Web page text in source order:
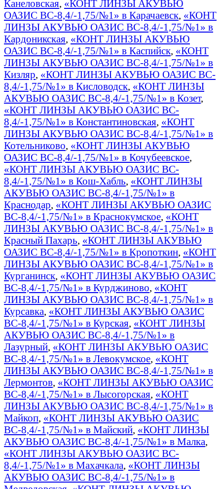
Канеловская, «КОНТ ЛИНЗЫ АКУВЬЮ
ОАЗИС BC-8,4/-1,75/№1» в Карачаевск, «КОНТ
ЛИНЗЫ АКУВЬЮ ОАЗИС BC-8,4/-1,75/№1» в
Кардоникская, «КОНТ ЛИНЗЫ АКУВЬЮ
ОАЗИС BC-8,4/-1,75/№1» в Каспийск, «КОНТ
ЛИНЗЫ АКУВЬЮ ОАЗИС BC-8,4/-1,75/№1» в
Кизляр, «КОНТ ЛИНЗЫ АКУВЬЮ ОАЗИС BC-
8,4/-1,75/№1» в Кисловодск, «КОНТ ЛИНЗЫ
АКУВЬЮ ОАЗИС BC-8,4/-1,75/№1» в Козет,
«КОНТ ЛИНЗЫ АКУВЬЮ ОАЗИС BC-
8,4/-1,75/№1» в Константиновская, «КОНТ
ЛИНЗЫ АКУВЬЮ ОАЗИС BC-8,4/-1,75/№1» в
Котельниково, «КОНТ ЛИНЗЫ АКУВЬЮ
ОАЗИС BC-8,4/-1,75/№1» в Кочубеевское,
«КОНТ ЛИНЗЫ АКУВЬЮ ОАЗИС BC-
8,4/-1,75/№1» в Кош-Хабль, «КОНТ ЛИНЗЫ
АКУВЬЮ ОАЗИС BC-8,4/-1,75/№1» в
Краснодар, «КОНТ ЛИНЗЫ АКУВЬЮ ОАЗИС
BC-8,4/-1,75/№1» в Краснокумское, «КОНТ
ЛИНЗЫ АКУВЬЮ ОАЗИС BC-8,4/-1,75/№1» в
Красный Пахарь, «КОНТ ЛИНЗЫ АКУВЬЮ
ОАЗИС BC-8,4/-1,75/№1» в Кропоткин, «КОНТ
ЛИНЗЫ АКУВЬЮ ОАЗИС BC-8,4/-1,75/№1» в
Курганинск, «КОНТ ЛИНЗЫ АКУВЬЮ ОАЗИС
BC-8,4/-1,75/№1» в Курджиново, «КОНТ
ЛИНЗЫ АКУВЬЮ ОАЗИС BC-8,4/-1,75/№1» в
Курсавка, «КОНТ ЛИНЗЫ АКУВЬЮ ОАЗИС
BC-8,4/-1,75/№1» в Курская, «КОНТ ЛИНЗЫ
АКУВЬЮ ОАЗИС BC-8,4/-1,75/№1» в
Лазурный, «КОНТ ЛИНЗЫ АКУВЬЮ ОАЗИС
BC-8,4/-1,75/№1» в Левокумское, «КОНТ
ЛИНЗЫ АКУВЬЮ ОАЗИС BC-8,4/-1,75/№1» в
Лермонтов, «КОНТ ЛИНЗЫ АКУВЬЮ ОАЗИС
BC-8,4/-1,75/№1» в Лысогорская, «КОНТ
ЛИНЗЫ АКУВЬЮ ОАЗИС BC-8,4/-1,75/№1» в
Майкоп, «КОНТ ЛИНЗЫ АКУВЬЮ ОАЗИС
BC-8,4/-1,75/№1» в Майский, «КОНТ ЛИНЗЫ
АКУВЬЮ ОАЗИС BC-8,4/-1,75/№1» в Малка,
«КОНТ ЛИНЗЫ АКУВЬЮ ОАЗИС BC-
8,4/-1,75/№1» в Махачкала, «КОНТ ЛИНЗЫ
АКУВЬЮ ОАЗИС BC-8,4/-1,75/№1» в